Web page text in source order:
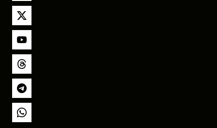
YouTube
Threads
Telegram
Whatsapp